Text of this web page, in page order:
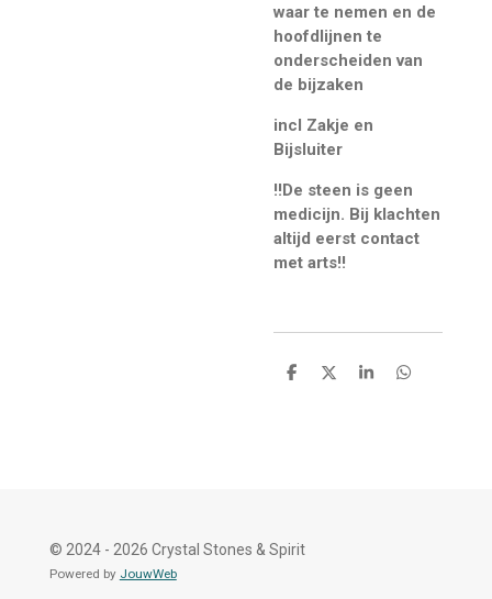
waar te nemen en de
hoofdlijnen te
onderscheidenvan
de bijzaken
incl Zakje en
Bijsluiter
!!De steen is geen
medicijn. Bij klachten
altijd eerst contact
met arts!!
D
D
S
D
© 2024 - 2026 Crystal Stones & Spirit
Powered by JouwWeb